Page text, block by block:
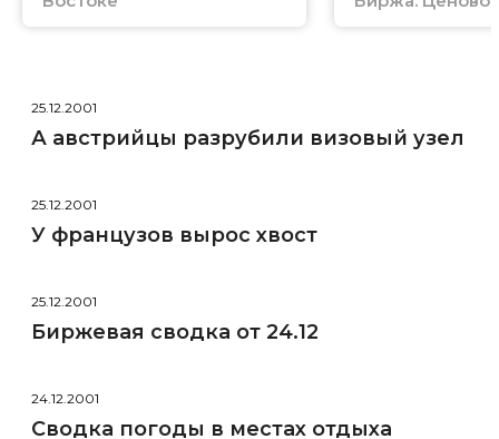
25.12.2001
А австрийцы разрубили визовый узел
25.12.2001
У французов вырос хвост
25.12.2001
Биржевая сводка от 24.12
24.12.2001
Сводка погоды в местах отдыха